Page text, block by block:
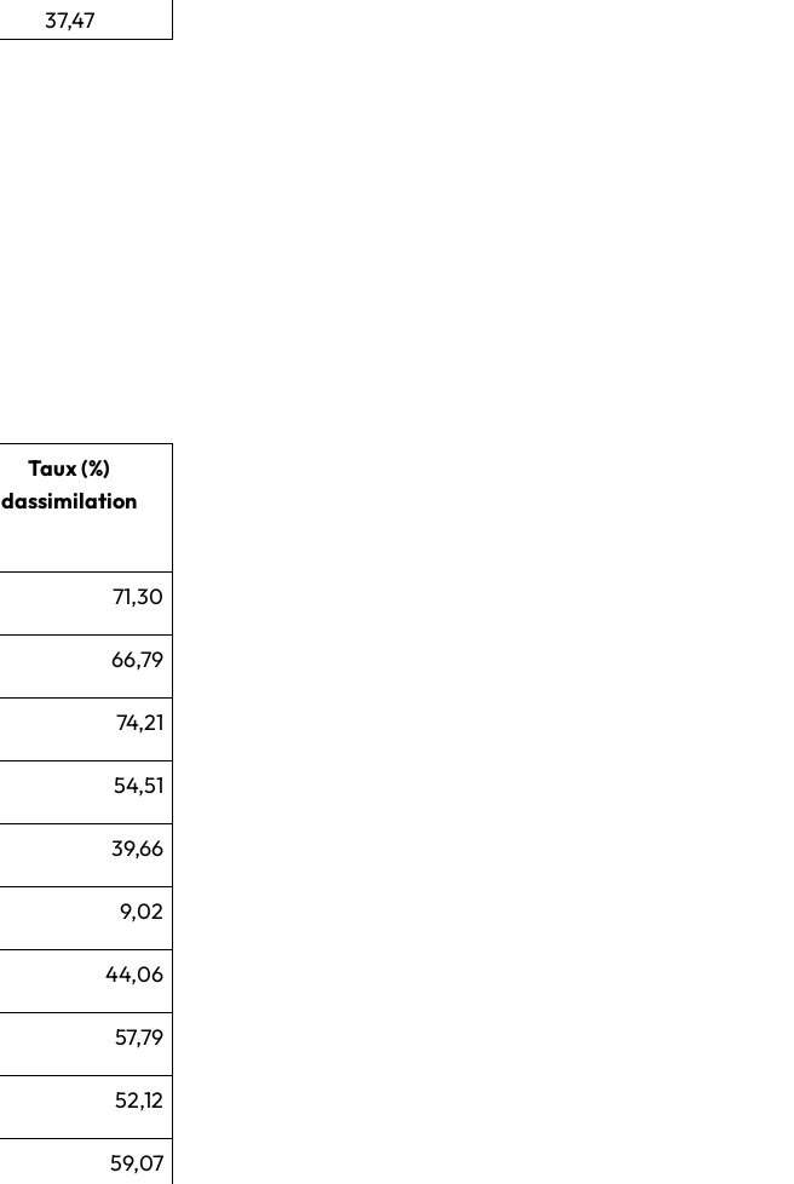
37,47
Taux (%)
dassimilation
71,30
66,79
74,21
54,51
39,66
9,02
44,06
57,79
52,12
59,07